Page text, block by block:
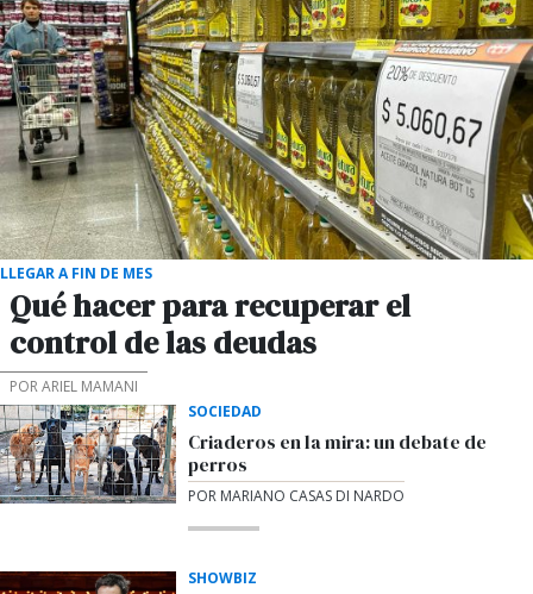
LLEGAR A FIN DE MES
Qué hacer para recuperar el
control de las deudas
POR ARIEL MAMANI
SOCIEDAD
Criaderos en la mira: un debate de
perros
POR MARIANO CASAS DI NARDO
SHOWBIZ